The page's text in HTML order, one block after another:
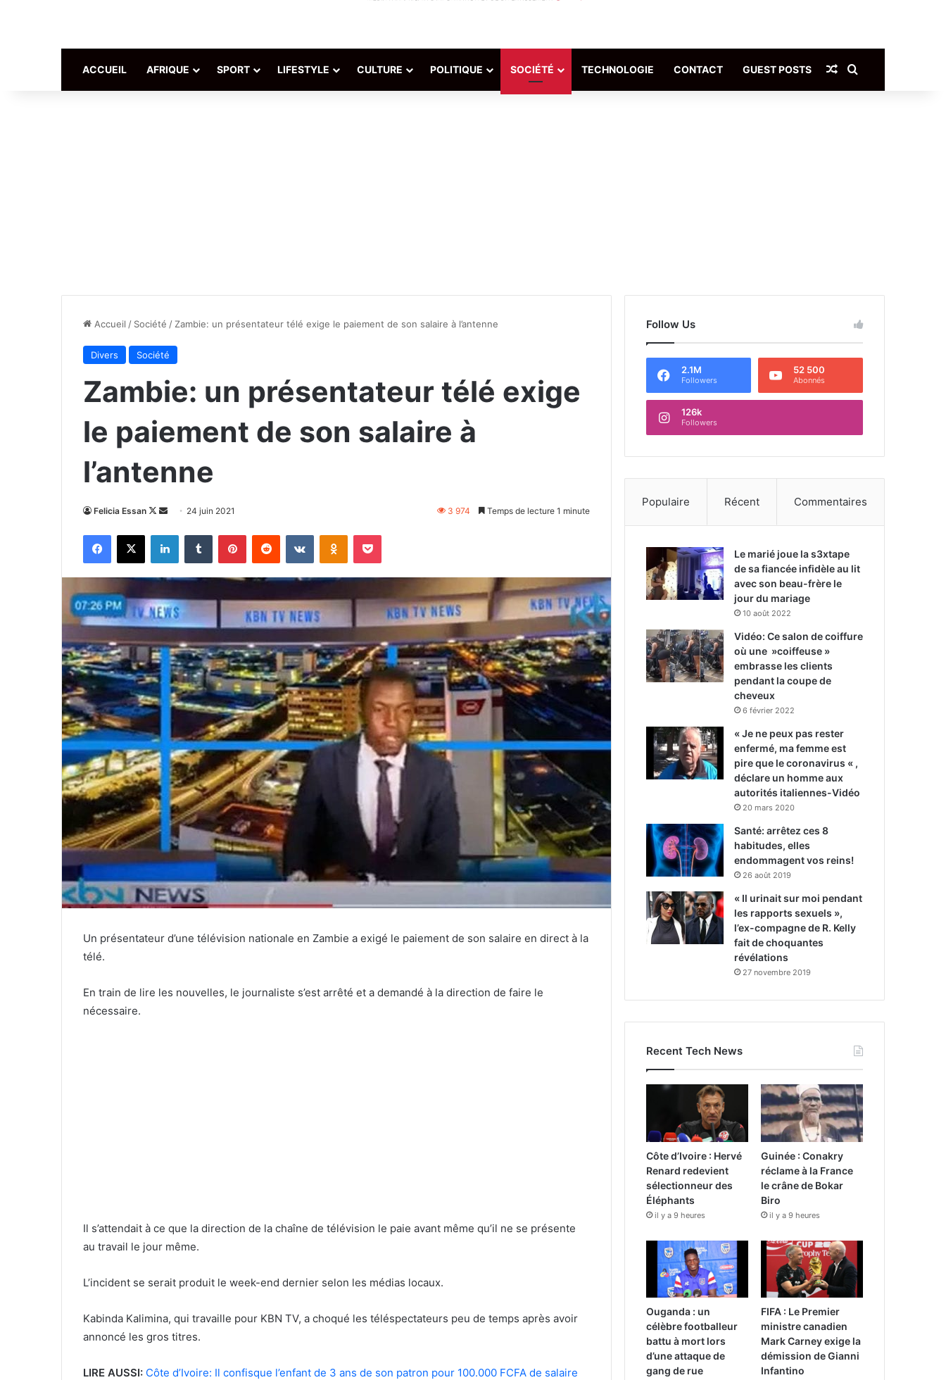
ACCUEIL AFRIQUE SPORT LIFESTYLE CULTURE POLITIQUE SOCIÉTÉ TECHNOLOGIE CONTACT GUEST POSTS Article Aléatoire
Accueil / Société / Zambie: un présentateur télé exige le paiement de son salaire à l’antenne
Divers Société
Zambie: un présentateur télé exige
le paiement de son salaire à
l’antenne
Felicia Essan
Follow
X
Envoyer24 juin 2021 3 974 Temps de lecture 1 minute
Facebook
X LinkedinTumblr PinterestReddit VKontakteOdnoklassniki
Pocket
Un présentateur d’une télévision nationale en Zambie a exigé le paiement de son salaire en direct à la
télé.
En train de lire les nouvelles, le journaliste s’est arrêté et a demandé à la direction de faire le
nécessaire.
Il s’attendait à ce que la direction de la chaîne de télévision le paie avant même qu’il ne se présente
au travail le jour même.
L’incident se serait produit le week-end dernier selon les médias locaux.
Kabinda Kalimina, qui travaille pour KBN TV, a choqué les téléspectateurs peu de temps après avoir
annoncé les gros titres.
LIRE AUSSI: Côte d’Ivoire: Il confisque l’enfant de 3 ans de son patron pour 100.000 FCFA de salaire
Follow Us
2.1M
Followers
52 500
Abonnés
126k
Followers
Populaire Récent Commentaires
Le marié joue la s3xtape
de sa fiancée infidèle au lit
avec son beau-frère le
jour du mariage
10 août 2022
Vidéo: Ce salon de coiffure
où une »coiffeuse »
embrasse les clients
pendant la coupe de
cheveux
6 février 2022
« Je ne peux pas rester
enfermé, ma femme est
pire que le coronavirus « ,
déclare un homme aux
autorités italiennes-Vidéo
20 mars 2020
Santé: arrêtez ces 8
habitudes, elles
endommagent vos reins!
26 août 2019
« Il urinait sur moi pendant
les rapports sexuels »,
l’ex-compagne de R. Kelly
fait de choquantes
révélations
27 novembre 2019
Recent Tech News
Côte d’Ivoire : Hervé
Renard redevient
sélectionneur des
Éléphants
il y a 9 heures
Guinée : Conakry
réclame à la France
le crâne de Bokar
Biro
il y a 9 heures
Ouganda : un
célèbre footballeur
battu à mort lors
d’une attaque de
gang de rue
FIFA : Le Premier
ministre canadien
Mark Carney exige la
démission de Gianni
Infantino